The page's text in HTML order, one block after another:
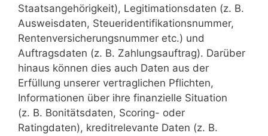
Staatsangehörigkeit), Legitimationsdaten (z. B.
Ausweisdaten, Steueridentifikationsnummer,
Rentenversicherungsnummer etc.) und
Auftragsdaten (z. B. Zahlungsauftrag). Darüber
hinaus können dies auch Daten aus der
Erfüllung unserer vertraglichen Pflichten,
Informationen über ihre finanzielle Situation
(z. B. Bonitätsdaten, Scoring- oder
Ratingdaten), kreditrelevante Daten (z. B.